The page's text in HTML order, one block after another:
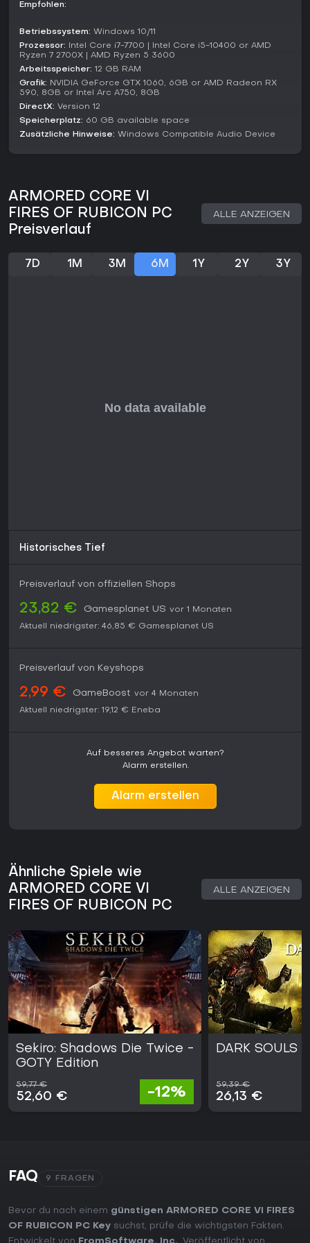
für Rückkehrer spannend bleiben.
Lohnt es sich?
Armored Core VI Fires of Rubicon wird für seine Kampftiefe
schätzen vor allem das befriedigende Perfektionieren von
Wenn du Action-Games mit mechanischer Tiefe und harten
anspruchsvollem Spaß.
Empfohlen:
Betriebssystem: Windows 10/11
Prozessor: Intel Core i7-7700 | Intel Core i5-10400 or AMD
Ryzen 7 2700X | AMD Ryzen 5 3600
Arbeitsspeicher: 12 GB RAM
Grafik: NVIDIA GeForce GTX 1060, 6GB or AMD Radeon RX
590, 8GB or Intel Arc A750, 8GB
DirectX: Version 12
Speicherplatz: 60 GB available space
Zusätzliche Hinweise: Windows Compatible Audio Device
ARMORED CORE VI
FIRES OF RUBICON PC
Preisverlauf
ALLE ANZEIGEN
7D 1M 3M 6M 1Y 2Y 3Y
Historisches Tief
Preisverlauf von offiziellen Shops
23,82 € Gamesplanet US vor 1 Monaten
Aktuell niedrigster: 46,85 € Gamesplanet US
Preisverlauf von Keyshops
2,99 € GameBoost vor 4 Monaten
Aktuell niedrigster: 19,12 € Eneba
Auf besseres Angebot warten?
Alarm erstellen.
Alarm erstellen
Ähnliche Spiele wie
ARMORED CORE VI
FIRES OF RUBICON PC
ALLE ANZEIGEN
Sekiro: Shadows Die Twice -
GOTY Edition
59,77 €
52,60 € -12%
DARK SOULS
59,39 €
26,13 €
FAQ 9 FRAGEN
Bevor du nach einem günstigen ARMORED CORE VI FIRES
OF RUBICON PC Key suchst, prüfe die wichtigsten Fakten.